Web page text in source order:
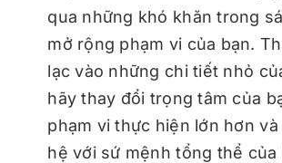
qua những khó khăn trong
mở rộng phạm vi của bạn.
lạc vào những chi tiết nhỏ
hãy thay đổi trọng tâm của
phạm vi thực hiện lớn hơn và
hệ với sứ mệnh tổng thể của